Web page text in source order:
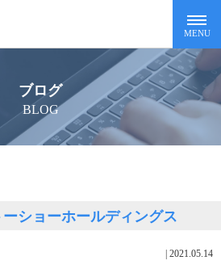
ブログ
BLOG
ショーホールディングス
2021.05.14